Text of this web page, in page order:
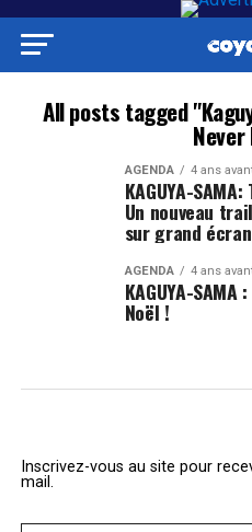
All posts tagged
Never
AGENDA 4 ans
KAGUYA-
Un nouveau
sur grand
AGENDA 4 ans
KAGUYA-
Noël !
Inscrivez-vous au site pour
mail.
Saisissez votre adresse e-mail…